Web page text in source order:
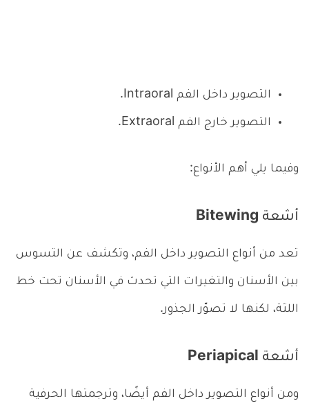
التصوير داخل الفم Intraoral.
التصوير خارج الفم Extraoral.
وفيما يلي أهم الأنواع:
أشعة Bitewing
تعد من أنواع التصوير داخل الفم، وتكشف عن التسوس
بين الأسنان والتغيرات التي تحدث في الأسنان تحت خط
اللثة، لكنها لا تصوّر الجذور.
أشعة Periapical
ومن أنواع التصوير داخل الفم أيضًا، وترجمتها الحرفية